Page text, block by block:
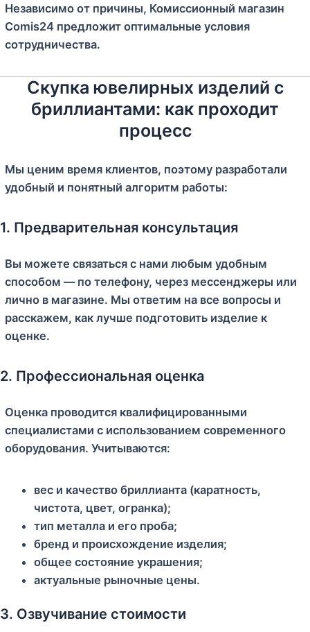
Независимо от причины, Комиссионный магазин
Comis24 предложит оптимальные условия
сотрудничества.
Скупка ювелирных изделий с
бриллиантами: как проходит
процесс
Мы ценим время клиентов, поэтому разработали
удобный и понятный алгоритм работы:
1. Предварительная консультация
Вы можете связаться с нами любым удобным
способом — по телефону, через мессенджеры или
лично в магазине. Мы ответим на все вопросы и
расскажем, как лучше подготовить изделие к
оценке.
2. Профессиональная оценка
Оценка проводится квалифицированными
специалистами с использованием современного
оборудования. Учитываются:
вес и качество бриллианта (каратность,
чистота, цвет, огранка);
тип металла и его проба;
бренд и происхождение изделия;
общее состояние украшения;
актуальные рыночные цены.
3. Озвучивание стоимости